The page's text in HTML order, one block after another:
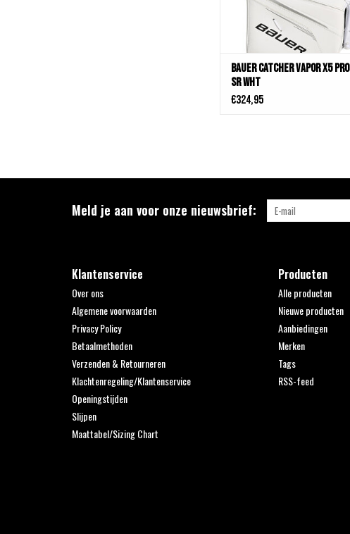
Bauer Catcher Vapor X5 Pro
Sr Wht
€324,95
Meld je aan voor onze nieuwsbrief:
Klantenservice
Over ons
Algemene voorwaarden
Privacy Policy
Betaalmethoden
Verzenden & Retourneren
Klachtenregeling/Klantenservice
Openingstijden
Slijpen
Maattabel/Sizing Chart
Producten
Alle producten
Nieuwe producten
Aanbiedingen
Merken
Tags
RSS-feed